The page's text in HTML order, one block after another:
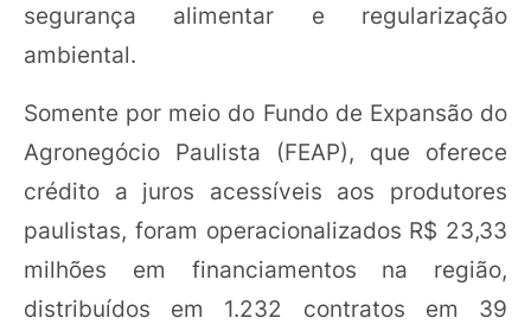
segurança alimentar e regularização
ambiental.
Somente por meio do Fundo de Expansão do
Agronegócio Paulista (FEAP), que oferece
crédito a juros acessíveis aos produtores
paulistas, foram operacionalizados R$ 23,33
milhões em financiamentos na região,
distribuídos em 1.232 contratos em 39